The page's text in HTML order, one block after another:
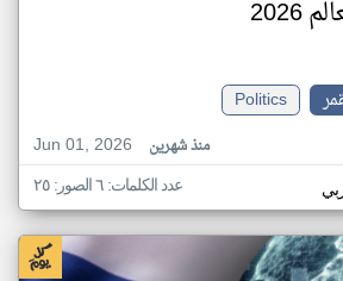
Politics
Jun 01, 2026
منذ شهرين
عدد الكلمات: ٦ الصور: ٢٥